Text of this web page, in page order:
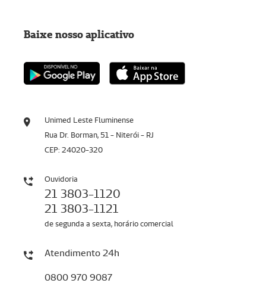
Unimed Leste Fluminense
Rua Dr. Borman, 51 - Niterói - RJ
CEP: 24020-320
Ouvidoria
21 3803-1120
21 3803-1121
de segunda a sexta, horário comercial
Atendimento 24h
0800 970 9087
Baixe nosso aplicativo